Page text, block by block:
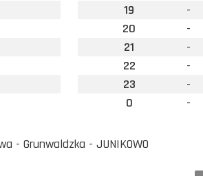
19
-
20
-
21
-
22
-
23
-
0
-
- Grunwaldzka - JUNIKOWO